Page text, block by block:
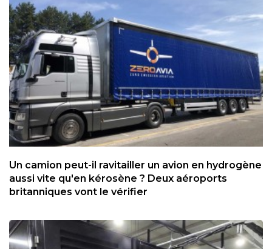
Un camion peut-il ravitailler un avion en hydrogène
aussi vite qu'en kérosène ? Deux aéroports
britanniques vont le vérifier